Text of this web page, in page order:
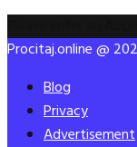
Procitaj.online @
Blog
Privacy
Advertisement